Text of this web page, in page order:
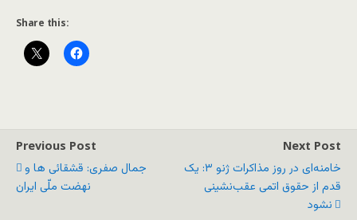
Share this:
Previous Post
جمال صفری: قشقائی ها و
نهضت ملّی ایران
Next Post
خامنه‌ای در روز مذاکرات ژنو ۳: یک
قدم از حقوق اتمی عقب‌نشینی
نشود